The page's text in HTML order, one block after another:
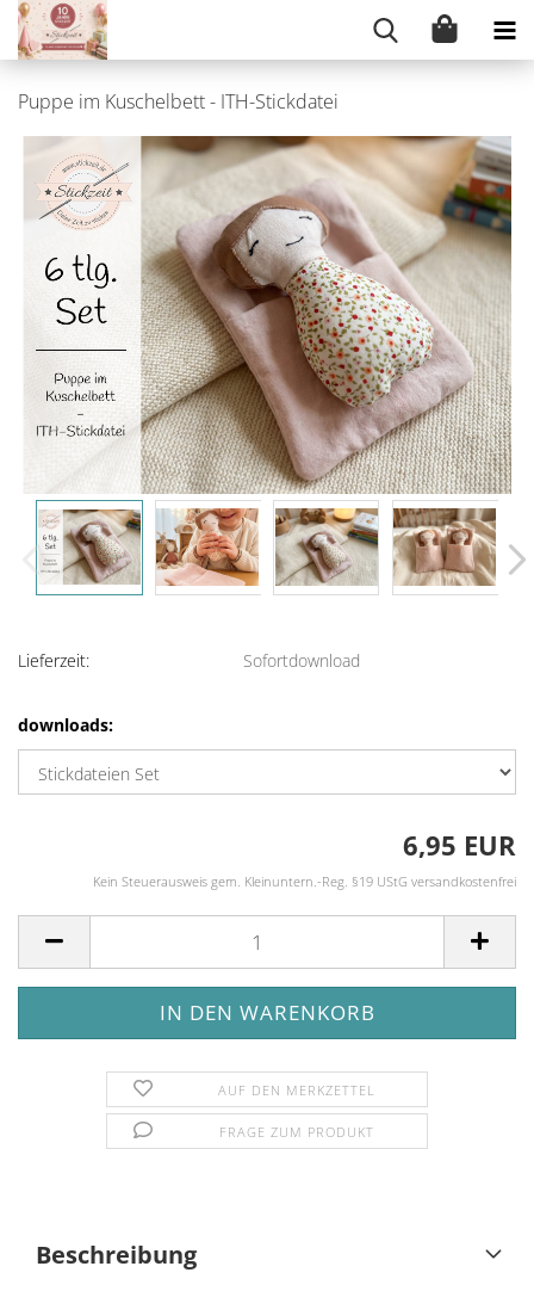
Puppe im Kuschelbett - ITH-Stickdatei
Lieferzeit: Sofortdownload
downloads:
6,95 EUR
Kein Steuerausweis gem. Kleinuntern.-Reg. §19 UStG versandkostenfrei
AUF DEN MERKZETTEL
FRAGE ZUM PRODUKT
Beschreibung